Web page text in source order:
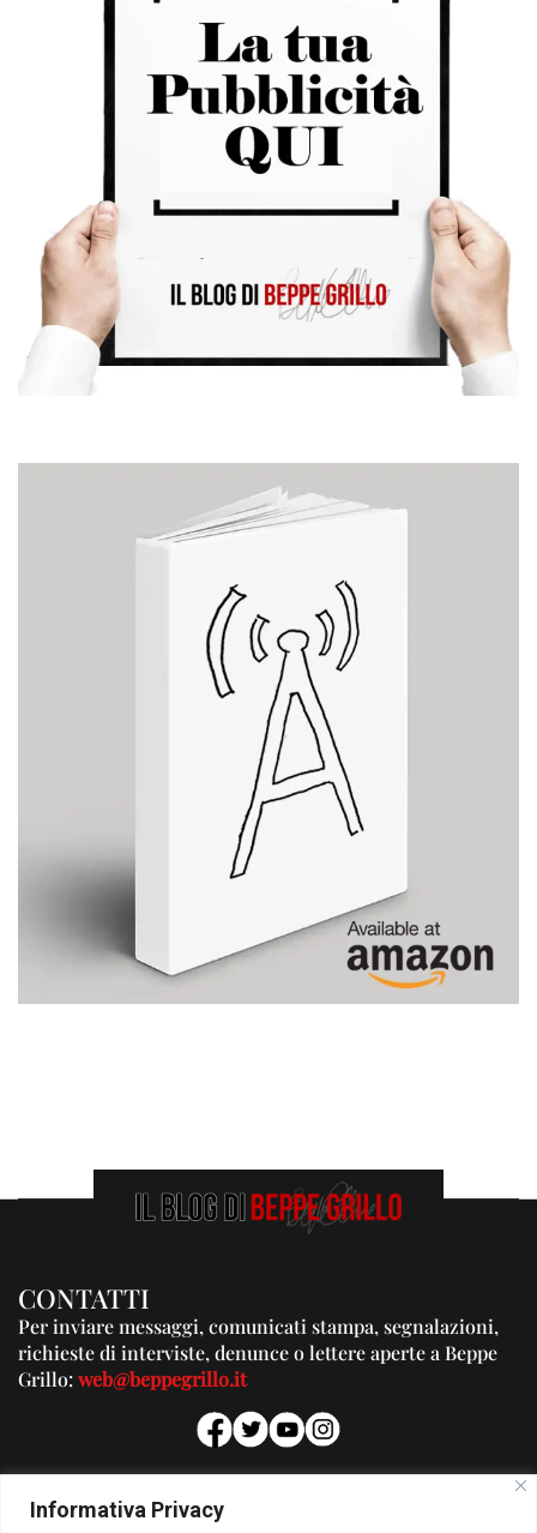
Informativa Privacy
CONTATTI
Per inviare messaggi, comunicati stampa, segnalazioni,
richieste di interviste, denunce o lettere aperte a Beppe
Grillo:web@beppegrillo.it
PUBBLICITA'
Per la tua pubblicità su questo Blog: